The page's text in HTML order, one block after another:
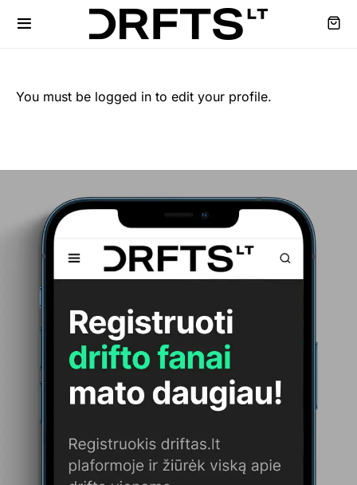
You must be logged in to edit your profile.